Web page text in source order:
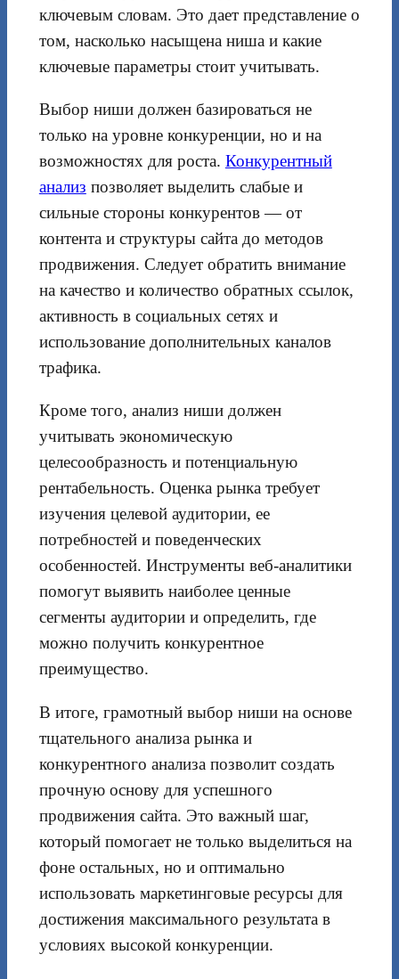
ключевым словам. Это дает представление о
том, насколько насыщена ниша и какие
ключевые параметры стоит учитывать.
Выбор ниши должен базироваться не
только на уровне конкуренции, но и на
возможностях для роста. Конкурентный
анализ позволяет выделить слабые и
сильные стороны конкурентов — от
контента и структуры сайта до методов
продвижения. Следует обратить внимание
на качество и количество обратных ссылок,
активность в социальных сетях и
использование дополнительных каналов
трафика.
Кроме того, анализ ниши должен
учитывать экономическую
целесообразность и потенциальную
рентабельность. Оценка рынка требует
изучения целевой аудитории, ее
потребностей и поведенческих
особенностей. Инструменты веб-аналитики
помогут выявить наиболее ценные
сегменты аудитории и определить, где
можно получить конкурентное
преимущество.
В итоге, грамотный выбор ниши на основе
тщательного анализа рынка и
конкурентного анализа позволит создать
прочную основу для успешного
продвижения сайта. Это важный шаг,
который помогает не только выделиться на
фоне остальных, но и оптимально
использовать маркетинговые ресурсы для
достижения максимального результата в
условиях высокой конкуренции.